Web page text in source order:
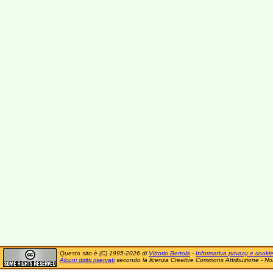
Questo sito è (C) 1995-2026 di Vittorio Bertola - Informativa privacy e cookie
Alcuni diritti riservatisecondo la licenza Creative Commons Attribuzione -